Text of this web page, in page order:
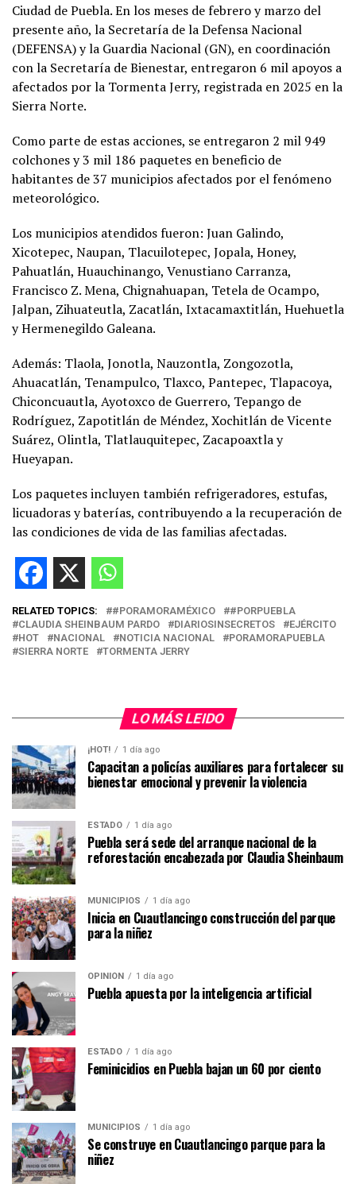
Ciudad de Puebla. En los meses de febrero y marzo del
presente año, la Secretaría de la Defensa Nacional
(DEFENSA) y la Guardia Nacional (GN), en coordinación
con la Secretaría de Bienestar, entregaron 6 mil apoyos a
afectados por la Tormenta Jerry, registrada en 2025 en la
Sierra Norte.
Como parte de estas acciones, se entregaron 2 mil 949
colchones y 3 mil 186 paquetes en beneficio de
habitantes de 37 municipios afectados por el fenómeno
meteorológico.
Los municipios atendidos fueron: Juan Galindo,
Xicotepec, Naupan, Tlacuilotepec, Jopala, Honey,
Pahuatlán, Huauchinango, Venustiano Carranza,
Francisco Z. Mena, Chignahuapan, Tetela de Ocampo,
Jalpan, Zihuateutla, Zacatlán, Ixtacamaxtitlán, Huehuetla
y Hermenegildo Galeana.
Además: Tlaola, Jonotla, Nauzontla, Zongozotla,
Ahuacatlán, Tenampulco, Tlaxco, Pantepec, Tlapacoya,
Chiconcuautla, Ayotoxco de Guerrero, Tepango de
Rodríguez, Zapotitlán de Méndez, Xochitlán de Vicente
Suárez, Olintla, Tlatlauquitepec, Zacapoaxtla y
Hueyapan.
Los paquetes incluyen también refrigeradores, estufas,
licuadoras y baterías, contribuyendo a la recuperación de
las condiciones de vida de las familias afectadas.
RELATED TOPICS: #PORAMORAMÉXICO
#PORPUEBLA
CLAUDIA SHEINBAUM PARDO
DIARIOSINSECRETOS
EJÉRCITO
HOT
NACIONAL NOTICIA NACIONAL
PORAMORAPUEBLA
SIERRA NORTE
TORMENTA JERRY
LO MÁS LEIDO
¡HOT! 1 día ago
Capacitan a policías auxiliares para fortalecer su
bienestar emocional y prevenir la violencia
ESTADO 1 día ago
Puebla será sede del arranque nacional de la
reforestación encabezada por Claudia Sheinbaum
MUNICIPIOS 1 día ago
Inicia en Cuautlancingo construcción del parque
para la niñez
OPINIÓN 1 día ago
Puebla apuesta por la inteligencia artificial
ESTADO 1 día ago
Feminicidios en Puebla bajan un 60 por ciento
MUNICIPIOS 1 día ago
Se construye en Cuautlancingo parque para la
niñez